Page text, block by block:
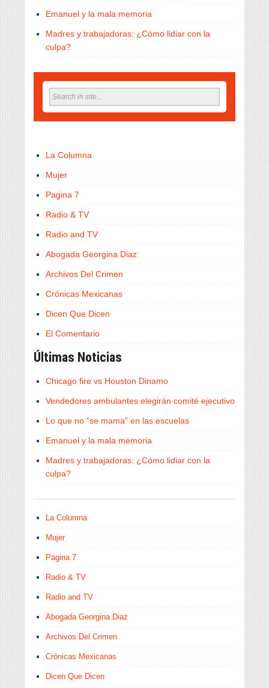
Emanuel y la mala memoria
Madres y trabajadoras: ¿Cómo lidiar con la
culpa?
La Columna
Mujer
Pagina 7
Radio & TV
Radio and TV
Abogada Georgina Diaz
Archivos Del Crimen
Crónicas Mexicanas
Dicen Que Dicen
El Comentario
Últimas Noticias
Chicago fire vs Houston Dinamo
Vendedores ambulantes elegirán comité ejecutivo
Lo que no “se mama” en las escuelas
Emanuel y la mala memoria
Madres y trabajadoras: ¿Cómo lidiar con la
culpa?
La Columna
Mujer
Pagina 7
Radio & TV
Radio and TV
Abogada Georgina Diaz
Archivos Del Crimen
Crónicas Mexicanas
Dicen Que Dicen